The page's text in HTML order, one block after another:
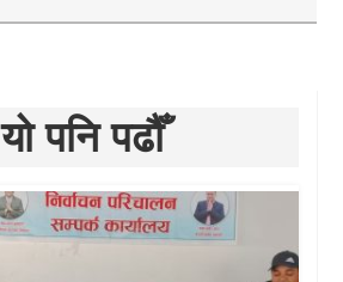
यो पनि पढौँ